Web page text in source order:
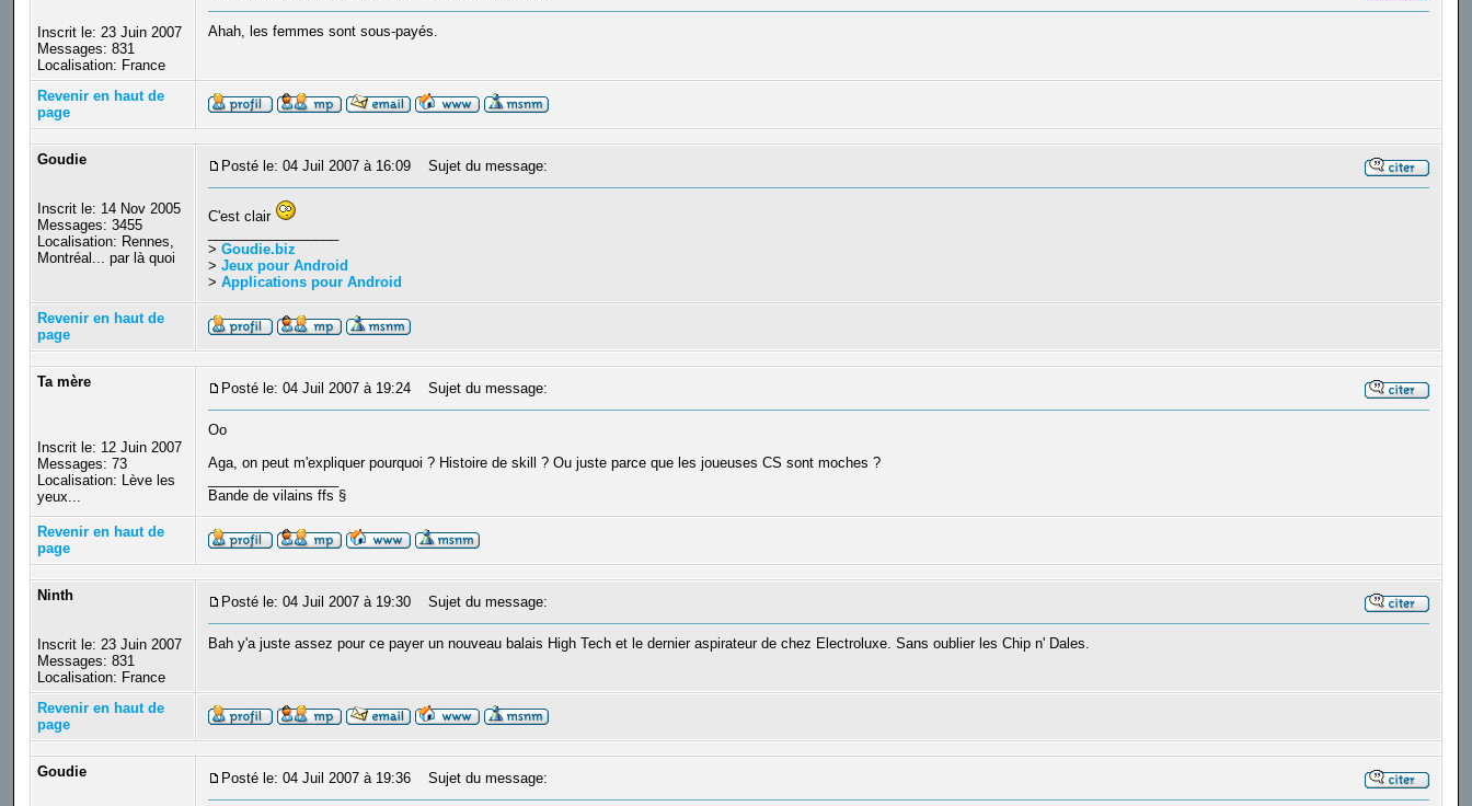
Inscrit le: 23 Juin 2007
Messages: 831
Localisation: France
Ahah, les femmes sont sous-payés.
Revenir en haut de
page
Goudie
Inscrit le: 14 Nov 2005
Messages: 3455
Localisation: Rennes,
Montréal... par là quoi
Posté le: 04 Juil 2007 à 16:09 Sujet du message:
C'est clair
> Goudie.biz
> Jeux pour Android
> Applications pour Android
Revenir en haut de
page
Ta mère
Inscrit le: 12 Juin 2007
Messages: 73
Localisation: Lève les
yeux...
Posté le: 04 Juil 2007 à 19:24 Sujet du message:
Oo
Aga, on peut m'expliquer pourquoi ? Histoire de skill ? Ou juste parce que les joueuses CS sont moches ?
Bande de vilains ffs §
Revenir en haut de
page
Ninth
Inscrit le: 23 Juin 2007
Messages: 831
Localisation: France
Posté le: 04 Juil 2007 à 19:30 Sujet du message:
Bah y'a juste assez pour ce payer un nouveau balais High Tech et le dernier aspirateur de chez Electroluxe. Sans oublier les Chip n' Dales.
Revenir en haut de
page
Goudie Posté le: 04 Juil 2007 à 19:36 Sujet du message: